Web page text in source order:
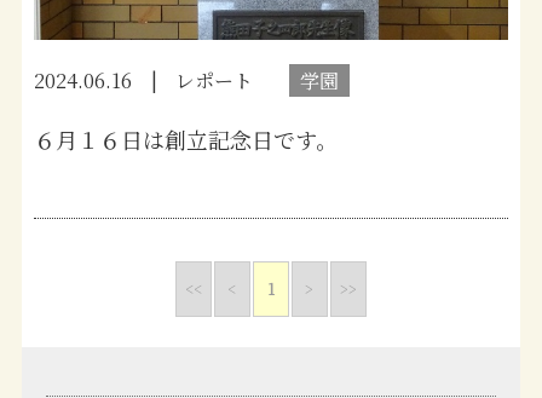
2024.06.16 レポート 学園
６月１６日は創立記念日です。
<< < 1 > >>